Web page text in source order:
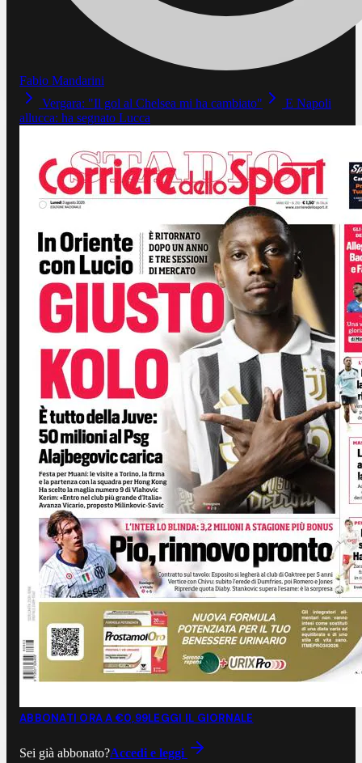
Fabio Mandarini
Vergara: "Il gol al Chelsea mi ha cambiato"
E Napoli
allucca: ha segnato Lucca
ABBONATI ORA A €0,99LEGGI IL GIORNALE
Sei già abbonato?Accedi e leggi